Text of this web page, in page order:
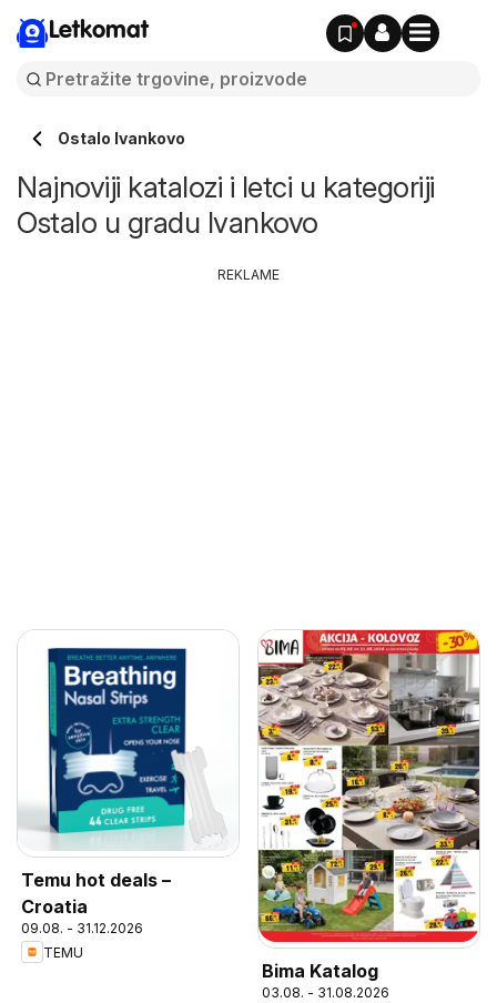
Letkomat
Ostalo Ivankovo
Najnoviji katalozi i letci u kategoriji
Ostalo u gradu Ivankovo
Temu hot deals –
Croatia
09.08. - 31.12.2026
TEMU
Bima Katalog
03.08. - 31.08.2026
REKLAME